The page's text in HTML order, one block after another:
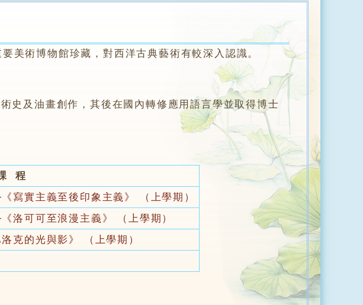
術博物館珍藏，對西洋古典藝術有較深入認識。
史及油畫創作，其後在國內轉修應用語言學並取得博士
程
寫實主義至後印象主義》 （上學期）
洛可可至浪漫主義》 （上學期）
克的光與影》 （上學期）